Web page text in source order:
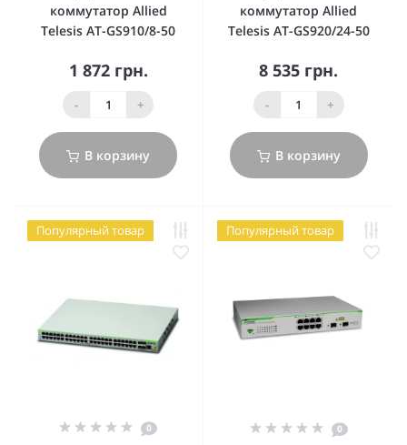
коммутатор Allied
Telesis AT-GS910/8-50
1 872 грн.
- +
В корзину
коммутатор Allied
Telesis AT-GS920/24-50
8 535 грн.
- +
В корзину
Популярный товар
0
Популярный товар
0